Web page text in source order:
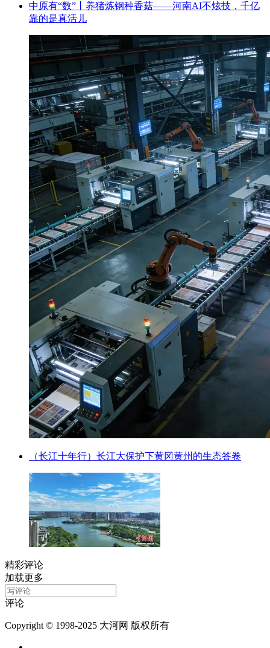
中原有“数”丨养猪炼钢种香菇——河南AI不炫技，千亿
靠的是真活儿
（长江十年行）长江大保护下黄冈黄州的生态答卷
精彩评论
加载更多
评论
Copyright © 1998-2025 大河网 版权所有